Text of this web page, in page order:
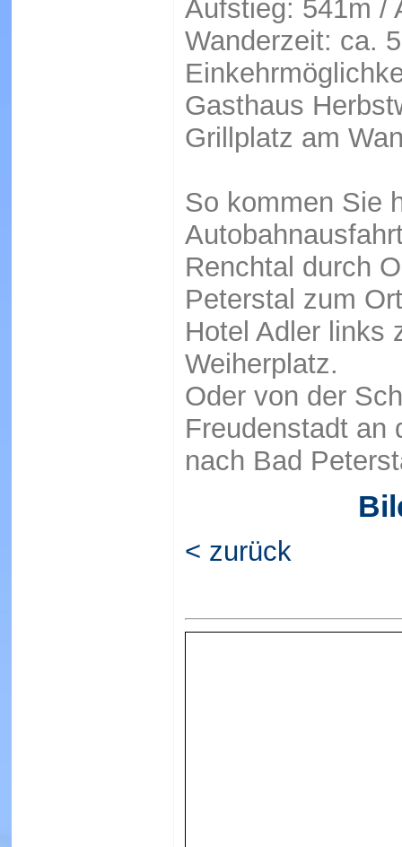
Aufstieg: 541m /
Wanderzeit: ca.
Gasthaus
Grillplatz am
So kommen Sie
Renchtal durch
Peterstal zum
Hotel Adler links
Weiherplatz.
Oder von der
Freudenstadt an
nach Bad
< zurück